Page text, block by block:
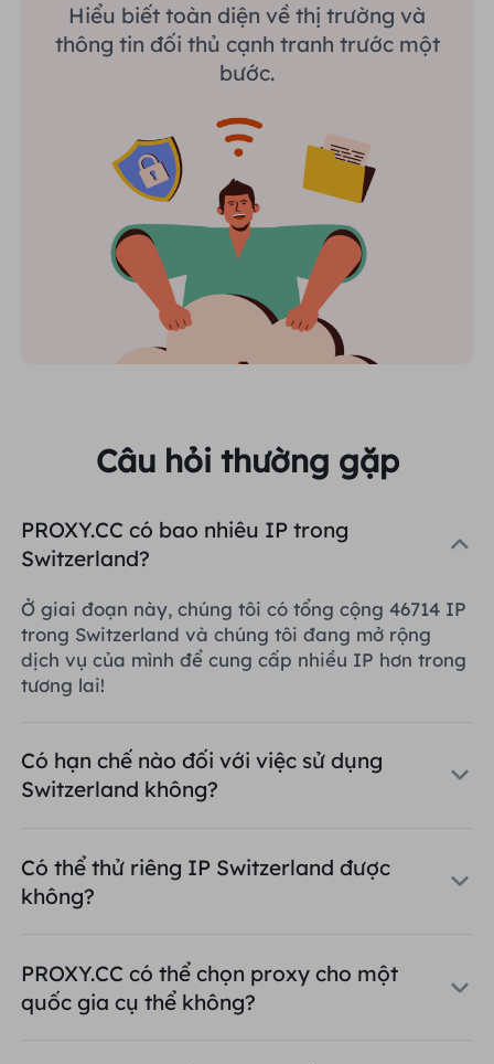
Hiểu biết toàn diện về thị trường và
thông tin đối thủ cạnh tranh trước một
bước.
Câu hỏi thường gặp
PROXY.CC có bao nhiêu IP trong
Switzerland?
Ở giai đoạn này, chúng tôi có tổng cộng 46714 IP
trong Switzerland và chúng tôi đang mở rộng
dịch vụ của mình để cung cấp nhiều IP hơn trong
tương lai!
Có hạn chế nào đối với việc sử dụng
Switzerland không?
Có thể thử riêng IP Switzerland được
không?
PROXY.CC có thể chọn proxy cho một
quốc gia cụ thể không?